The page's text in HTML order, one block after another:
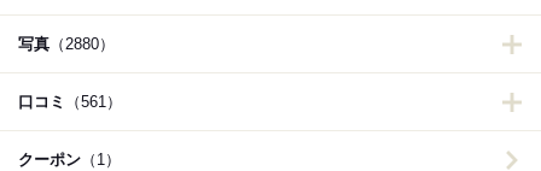
写真 （2880）
口コミ （561）
クーポン （1）